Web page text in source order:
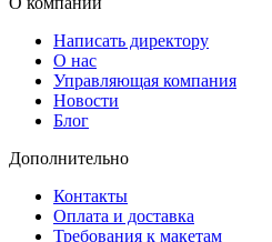
Доставка — без лишних забот
Готовые материалы можно
выдачи Copy.ru
курьером)или воспользоваться
в день заказа. Мы сделали
Написать директору
О нас
Управляющая компания
Новости
Блог
Дополнительно
Контакты
Оплата и доставка
Требования к макетам